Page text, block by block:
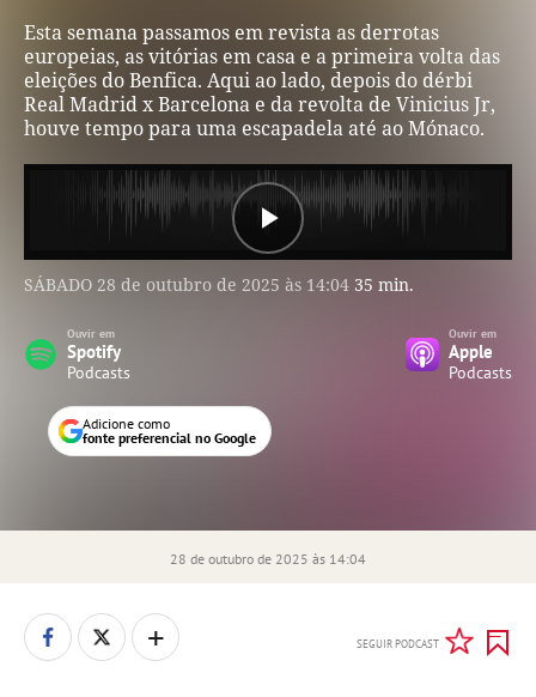
Esta semana passamos em revista as derrotas
europeias, as vitórias em casa e a primeira volta das
eleições do Benfica. Aqui ao lado, depois do dérbi
Real Madrid x Barcelona e da revolta de Vinicius Jr,
houve tempo para uma escapadela até ao Mónaco.
Play
SÁBADO 28 de outubro de 2025 às 14:04 35 min.
Ouvir em
Spotify
Podcasts
Ouvir em
Apple
Podcasts
Adicione como
fonte preferencial no Google
28 de outubro de 2025 às 14:04
+ SEGUIR PODCAST